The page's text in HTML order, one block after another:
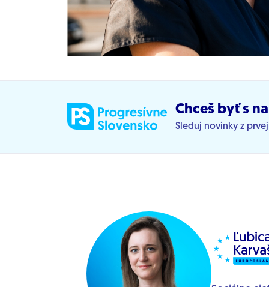
Chceš byť s
Sleduj novinky z